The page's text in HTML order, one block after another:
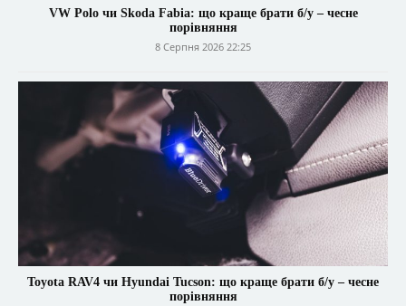
VW Polo чи Skoda Fabia: що краще брати б/у – чесне
порівняння
8 Серпня 2026 22:25
Toyota RAV4 чи Hyundai Tucson: що краще брати б/у – чесне
порівняння